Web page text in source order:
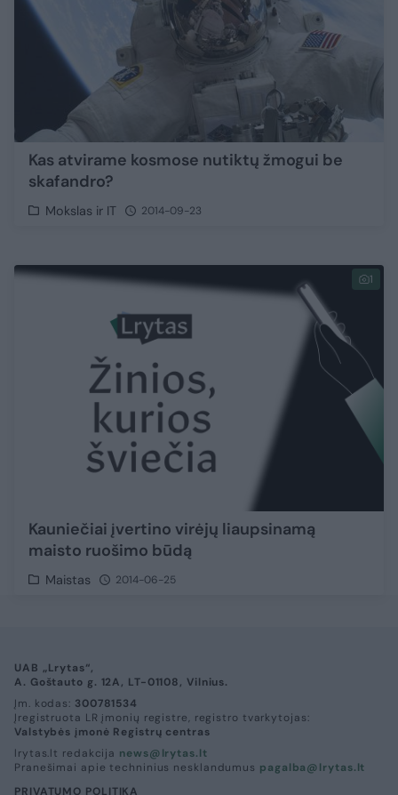
Kas atvirame kosmose nutiktų žmogui be
skafandro?
Mokslas ir IT 2014-09-23
1
Kauniečiai įvertino virėjų liaupsinamą
maisto ruošimo būdą
Maistas 2014-06-25
UAB „Lrytas“,
A. Goštauto g. 12A, LT-01108, Vilnius.
Įm. kodas: 300781534
Įregistruota LR įmonių registre, registro tvarkytojas:
Valstybės įmonė Registrų centras
lrytas.lt redakcija news@lrytas.lt
Pranešimai apie techninius nesklandumus pagalba@lrytas.lt
PRIVATUMO POLITIKA